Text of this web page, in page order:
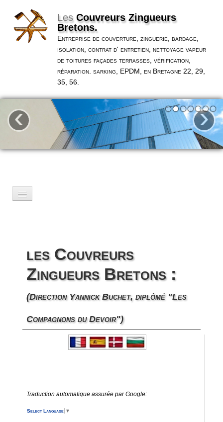
Les Couvreurs Zingueurs
Bretons.
Entreprise de couverture, zinguerie, bardage,
isolation, contrat d' entretien, nettoyage vapeur
de toitures façades terrasses, vérification,
réparation. sarking, EPDM, en Bretagne 22, 29,
35, 56.
‹ ›
Nos Réalisations
A Propos
Contact-Légal
les Couvreurs
Zingueurs Bretons :
(Direction Yannick Buchet, diplômé "Les
Compagnons du Devoir")
Traduction automatique assurée par Google:
Select Language ▼